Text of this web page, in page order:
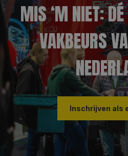
MIS ‘M NIET:
VAKBEURS
Inschrijven als